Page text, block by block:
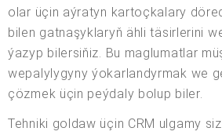
olar üçin aýratyn kartoçkalary
bilen gatnaşyklaryň ähli täsirlerini
ýazyp bilersiňiz. Bu maglumatlar
wepalylygyny ýokarlandyrmak we
çözmek üçin peýdaly bolup biler.
Tehniki goldaw üçin CRM ulgamy